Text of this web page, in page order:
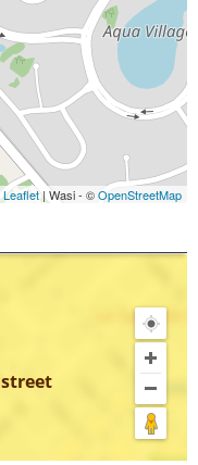
Leaflet| Wasi - ©OpenStreetMap
street